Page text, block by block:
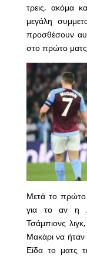
τρεις, ακόμα
μεγάλη
προσθέσουν
στο πρώτο
Μετά το πρώτο
για το αν η
Τσάμπιονς
Μακάρι να ήταν
Είδα το ματς